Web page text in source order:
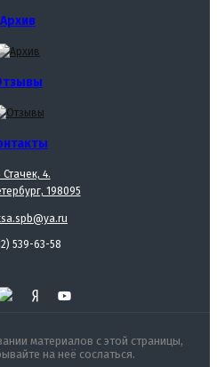
Архив
Стачек, 4.
198095
539-63-58
материалов с этой страницы,
на неё сослаться.